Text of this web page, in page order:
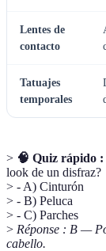
Lentes de
contacto
Tatuajes
temporales
> 🧠 Quiz rápido :
look de un disfraz?
> - A) Cinturón
> - B) Peluca
> - C) Parches
> Réponse : B —
cabello.